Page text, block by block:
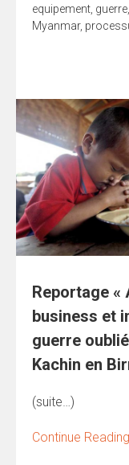
equipement, guerre,
Myanmar,
Reportage «
business et
guerre
Kachin en
(suite…)
Continue Reading